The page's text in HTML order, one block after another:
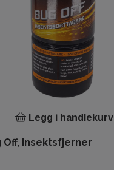
Legg i handlekurv
Off, Insektsfjerner